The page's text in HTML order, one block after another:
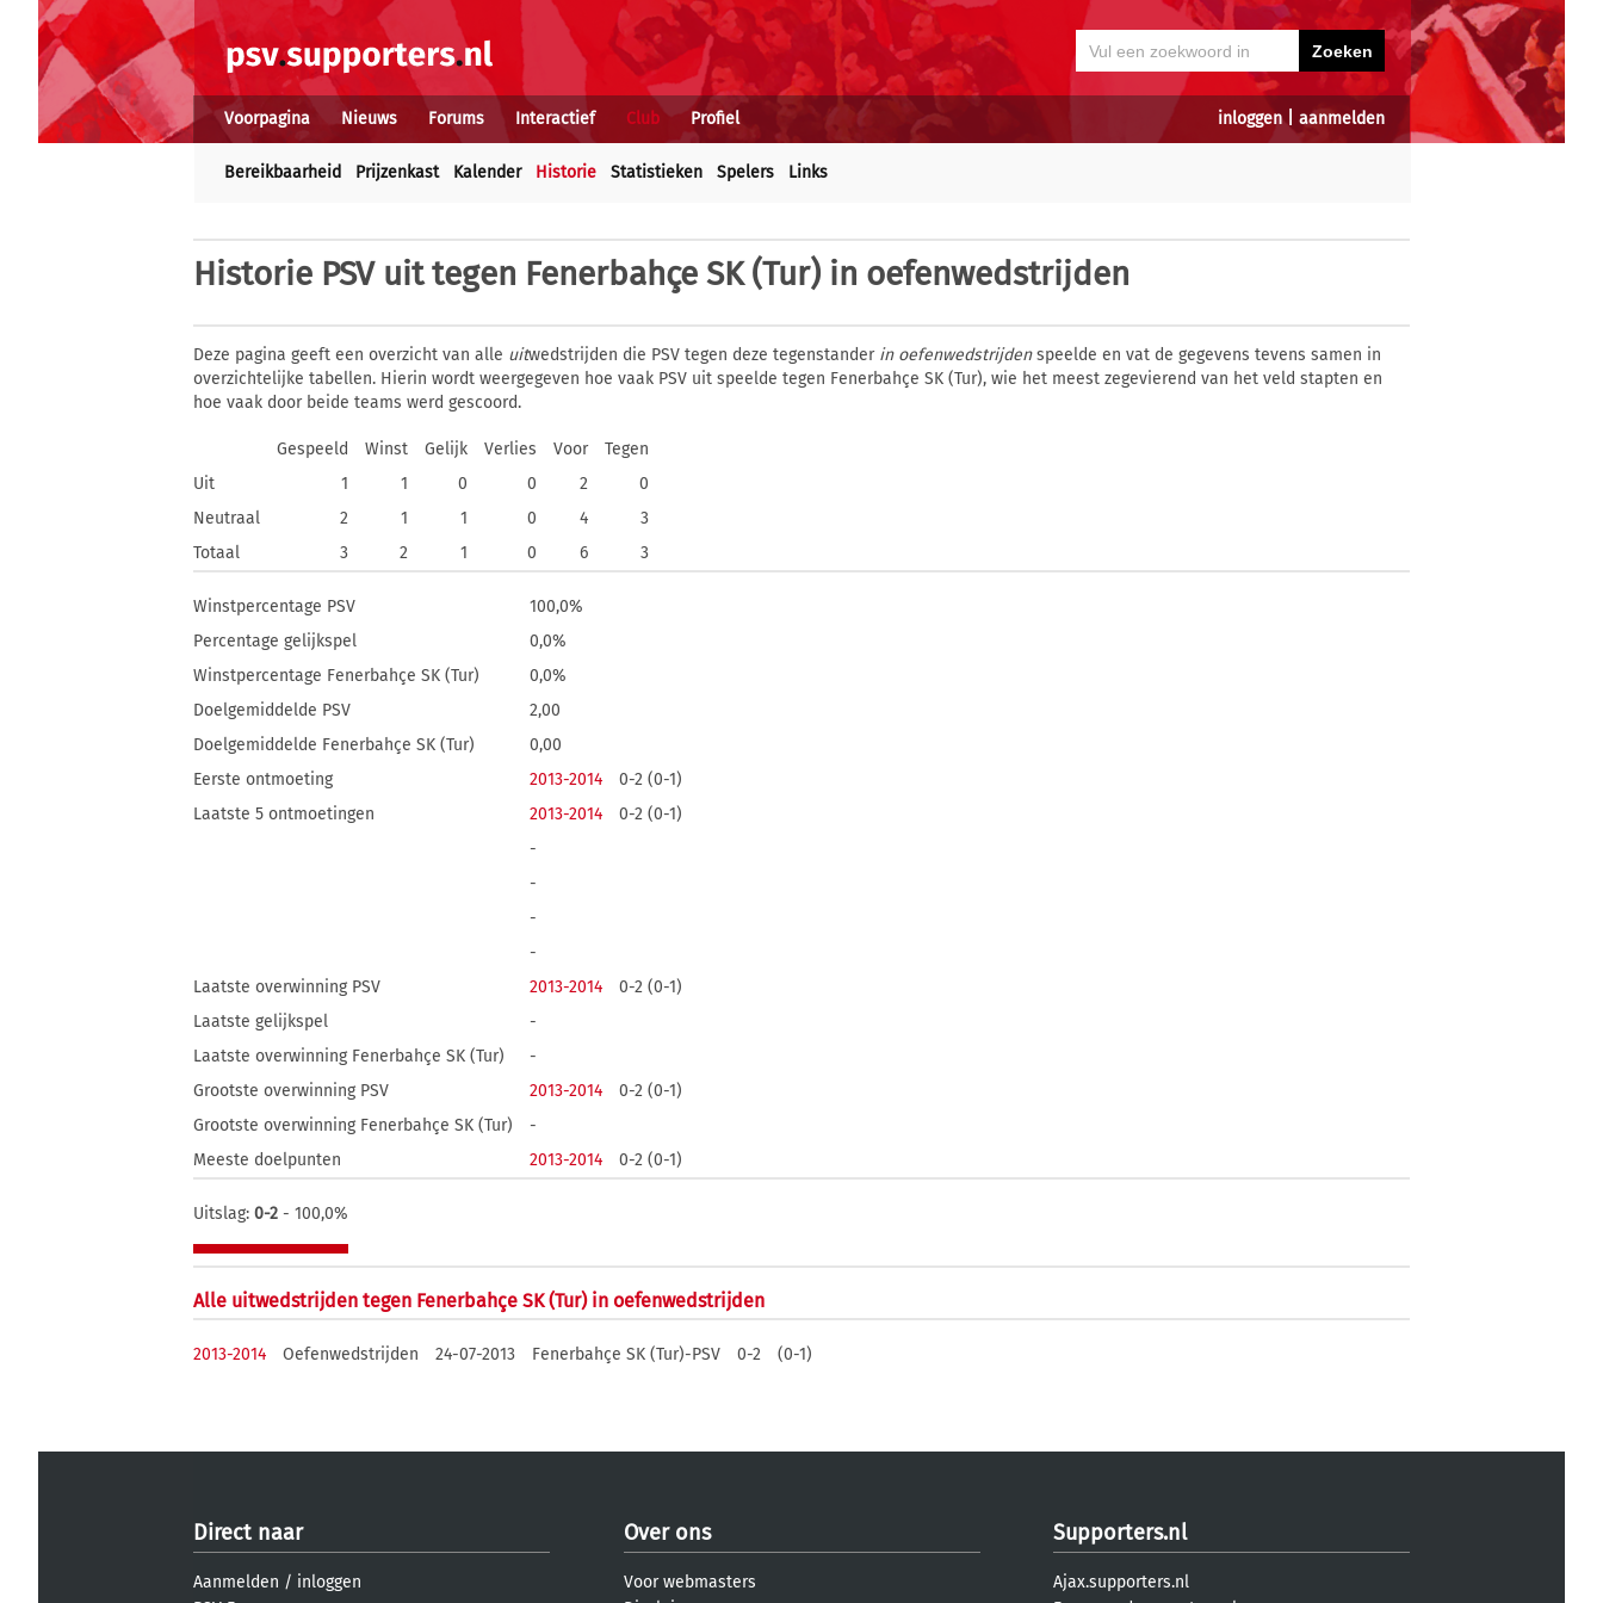
inloggen| aanmelden
Voorpagina Nieuws Forums Interactief Club Profiel
Bereikbaarheid Prijzenkast Kalender Historie Statistieken Spelers Links
Historie PSV uit tegen Fenerbahçe SK (Tur) in oefenwedstrijden
Deze pagina geeft een overzicht van alle uitwedstrijden die PSV tegen deze tegenstander in oefenwedstrijdenspeelde en vat de gegevens tevens samen in
overzichtelijke tabellen. Hierin wordt weergegeven hoe vaak PSV uit speelde tegen Fenerbahçe SK (Tur), wie het meest zegevierend van het veld stapten en
hoe vaak door beide teams werd gescoord.
Gespeeld Winst Gelijk Verlies Voor
Tegen
Uit
1 1 0 0 2
0
Neutraal
2 1 1 0 4
3
Totaal
3 2 1 0 6 3
Winstpercentage PSV
100,0%
Percentage gelijkspel
0,0%
Winstpercentage Fenerbahçe SK (Tur)
0,0%
Doelgemiddelde PSV
2,00
Doelgemiddelde Fenerbahçe SK (Tur)
0,00
Eerste ontmoeting
2013-2014
0-2 (0-1)
Laatste 5 ontmoetingen
2013-2014
0-2 (0-1)
-
-
-
-
Laatste overwinning PSV
2013-2014
0-2 (0-1)
Laatste gelijkspel
-
Laatste overwinning Fenerbahçe SK (Tur)
-
Grootste overwinning PSV
2013-2014
0-2 (0-1)
Grootste overwinning Fenerbahçe SK (Tur)
-
Meeste doelpunten
2013-2014 0-2 (0-1)
Uitslag: 0-2 - 100,0%
Alle uitwedstrijden tegen Fenerbahçe SK (Tur) in oefenwedstrijden
2013-2014 Oefenwedstrijden 24-07-2013 Fenerbahçe SK (Tur)-PSV 0-2 (0-1)
Direct naar
Aanmelden / inloggen
Over ons
Voor webmasters
Supporters.nl
Ajax.supporters.nl